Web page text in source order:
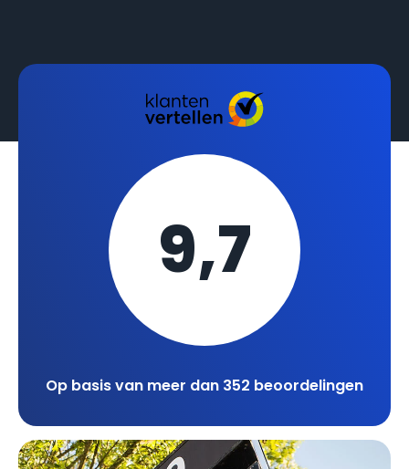
9,7
Op basis van meer dan 352 beoordelingen